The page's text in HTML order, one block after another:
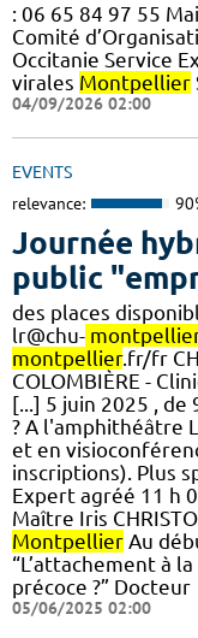
: 06 65 84 97 55
Comité
Occitanie Service
virales Montpellier
04/09/2026 02:00
EVENTS
relevance:
Journée
public
des places
lr@chu-
montpellier.fr/fr
COLOMBIÈRE -
[...] 5 juin 2025 ,
? A l'amphithéâtre
et en
inscriptions). Plus
Expert agréé 11 h
Maître Iris
Montpellier Au
“L’attachement à
précoce ?” Docteur
05/06/2025 02:00